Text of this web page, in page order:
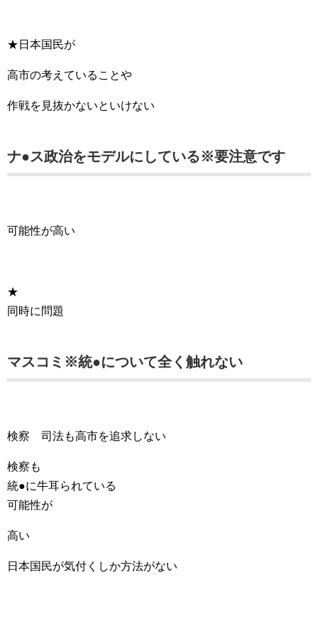
★日本国民が
高市の考えていることや
作戦を見抜かないといけない
ナ●ス政治をモデルにしている※要注意です
可能性が高い
★
同時に問題
マスコミ※統●について全く触れない
検察 司法も高市を追求しない
検察も
統●に牛耳られている
可能性が
高い
日本国民が気付くしか方法がない